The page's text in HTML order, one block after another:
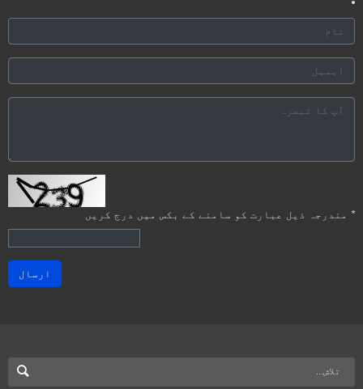
* مندرجہ ذیل عبارت کو سامنے کے بکس میں درج کریں
ارسال